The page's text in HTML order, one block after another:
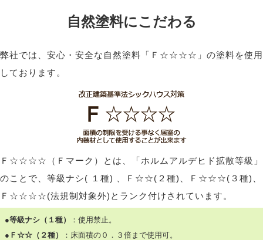
自然塗料にこだわる
弊社では、安心・安全な自然塗料「Ｆ☆☆☆☆」の塗料を使用
しております。
Ｆ☆☆☆☆（Ｆマーク）とは、「ホルムアルデヒド拡散等級」
のことで、等級ナシ( １種) 、Ｆ☆☆(２種)、Ｆ☆☆☆(３種)、
Ｆ☆☆☆☆(法規制対象外)とランク付けされています。
●等級ナシ（１種）
：使用禁止。
●Ｆ☆☆（２種）
：床面積の０．３倍まで使用可。